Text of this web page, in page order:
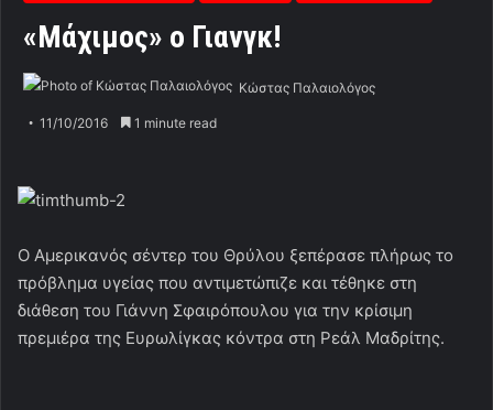
«Μάχιμος» ο Γιανγκ!
Κώστας Παλαιολόγος
11/10/2016 1 minute read
Ο Αμερικανός σέντερ του Θρύλου ξεπέρασε πλήρως το
πρόβλημα υγείας που αντιμετώπιζε και τέθηκε στη
διάθεση του Γιάννη Σφαιρόπουλου για την κρίσιμη
πρεμιέρα της Ευρωλίγκας κόντρα στη Ρεάλ Μαδρίτης.